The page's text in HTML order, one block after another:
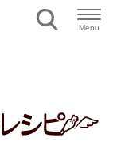
Menu